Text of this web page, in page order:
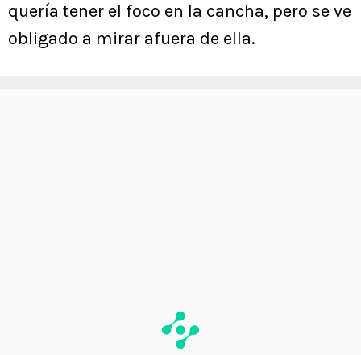
quería tener el foco en la cancha, pero se ve
obligado a mirar afuera de ella.